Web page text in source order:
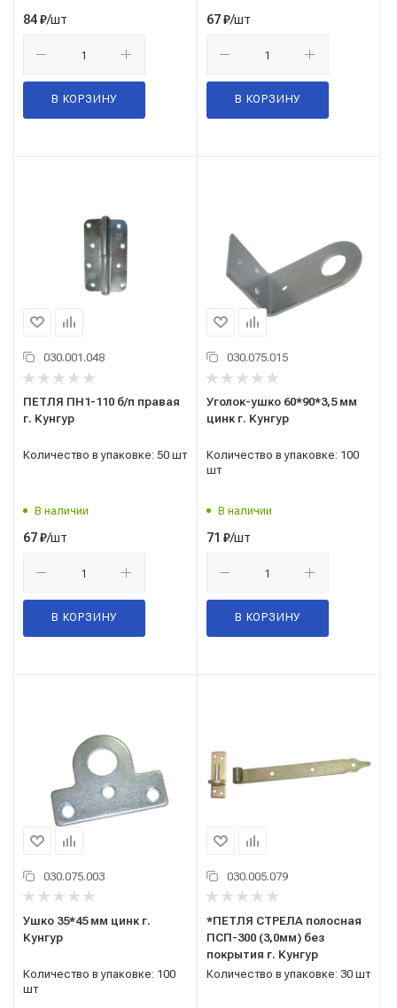
84₽/шт
В КОРЗИНУ
67₽/шт
В КОРЗИНУ
030.001.048
ПЕТЛЯ ПН1-110 б/п правая
г. Кунгур
Количество в упаковке: 50 шт
В наличии
67₽/шт
В КОРЗИНУ
030.075.015
Уголок-ушко 60*90*3,5 мм
цинк г. Кунгур
Количество в упаковке: 100
шт
В наличии
71 ₽/шт
В КОРЗИНУ
030.075.003
Ушко 35*45 мм цинк г.
Кунгур
Количество в упаковке: 100
шт
030.005.079
*ПЕТЛЯ СТРЕЛА полосная
ПСП-300 (3,0мм) без
покрытия г. Кунгур
Количество в упаковке: 30 шт